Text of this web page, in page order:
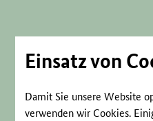
Einsatz von
Damit Sie unsere Website
verwenden wir Cookies.